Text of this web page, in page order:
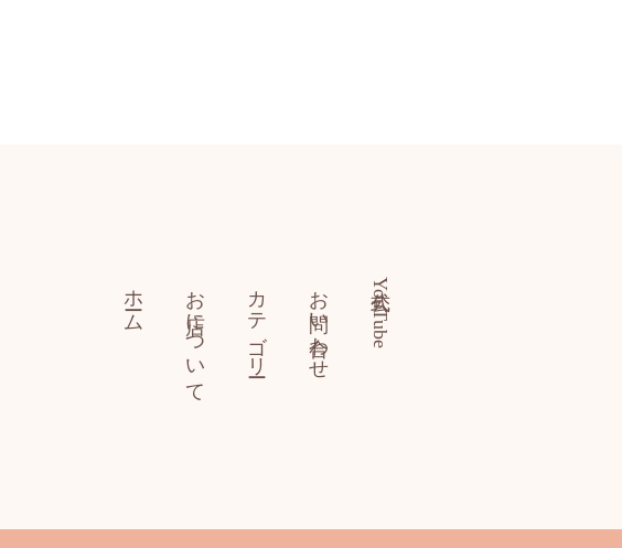
ホーム お店について カテゴリー お問い合わせ 公式YouTube